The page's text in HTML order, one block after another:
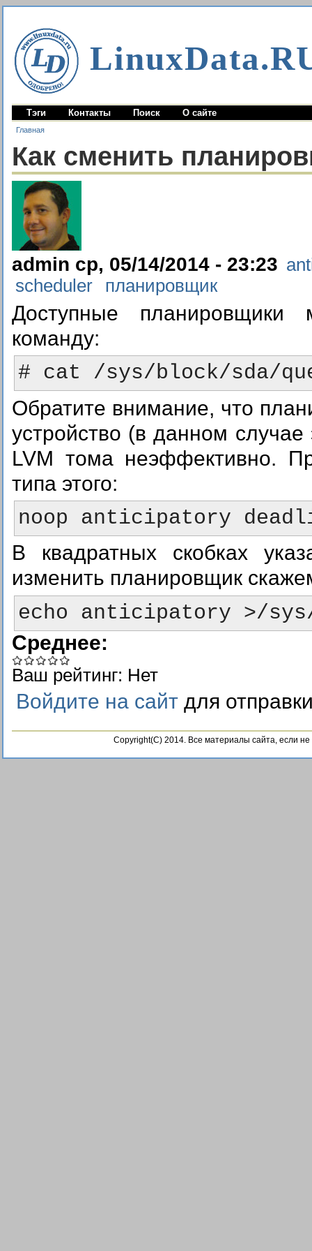
Тэги Контакты Поиск О сайте
Главная
Как сменить
admin ср, 05/14/2014 - 23:23
scheduler
планировщик
Доступные
команду:
Обратите внимание, что
устройство (в данном
LVM тома неэффективно.
типа этого:
В квадратных скобках
изменить планировщик
Среднее:
Ваш рейтинг: Нет
Войдите на сайт для
Copyright(C) 2014. Все материалы сайта, если